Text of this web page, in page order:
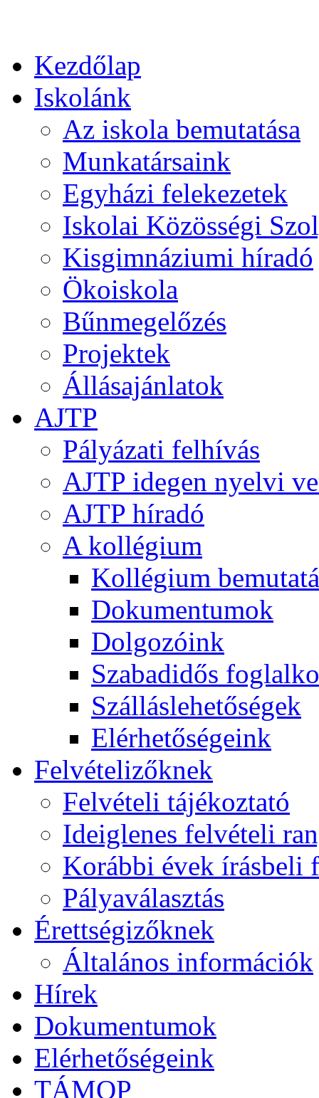
Kezdőlap
Iskolánk
Az iskola bemutatása
Munkatársaink
Egyházi felekezetek
Iskolai Közösségi
Kisgimnáziumi híradó
Ökoiskola
Bűnmegelőzés
Projektek
Állásajánlatok
AJTP
Pályázati felhívás
AJTP idegen nyelvi
AJTP híradó
A kollégium
Kollégium
Dokumentumok
Dolgozóink
Szabadidős
Szálláslehetőségek
Elérhetőségeink
Felvételizőknek
Felvételi tájékoztató
Ideiglenes felvételi
Korábbi évek írásbeli
Pályaválasztás
Érettségizőknek
Általános információk
Hírek
Dokumentumok
Elérhetőségeink
TÁMOP